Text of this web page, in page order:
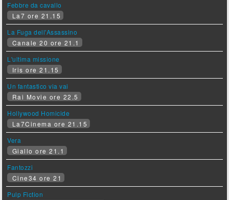
Febbre da cavallo
La7 ore 21.15
La Fuga dell'Assassino
Canale 20 ore 21.1
L'ultima missione
Iris ore 21.15
Un fantastico via vai
Rai Movie ore 22.5
Hollywood Homicide
La7Cinema ore 21.15
Vera
Giallo ore 21.1
Fantozzi
Cine34 ore 21
Pulp Fiction